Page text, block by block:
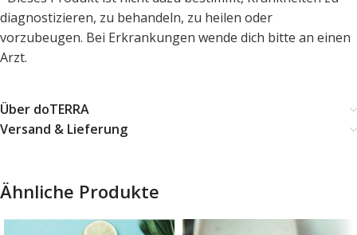
diagnostizieren, zu behandeln, zu heilen oder
vorzubeugen. Bei Erkrankungen wende dich bitte an einen
Arzt.
Über doTERRA
Versand & Lieferung
Ähnliche Produkte